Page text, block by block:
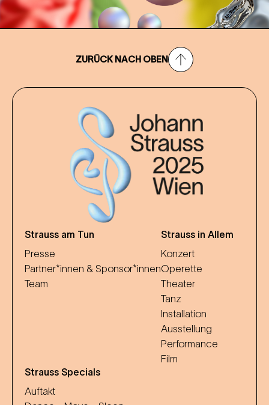
ZURÜCK NACH OBEN
Strauss am Tun
Presse
Partner*innen & Sponsor*innen
Team
Strauss in Allem
Konzert
Operette
Theater
Tanz
Installation
Ausstellung
Performance
Film
Strauss Specials
Auftakt